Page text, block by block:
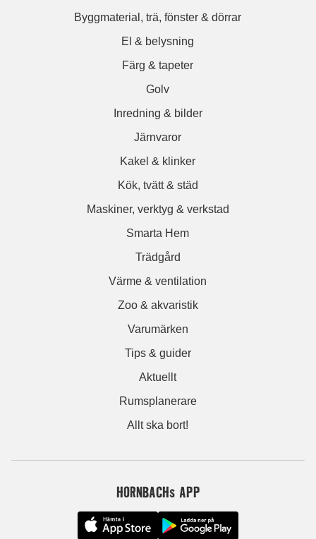
Byggmaterial, trä, fönster & dörrar
El & belysning
Färg & tapeter
Golv
Inredning & bilder
Järnvaror
Kakel & klinker
Kök, tvätt & städ
Maskiner, verktyg & verkstad
Smarta Hem
Trädgård
Värme & ventilation
Zoo & akvaristik
Varumärken
Tips & guider
Aktuellt
Rumsplanerare
Allt ska bort!
HORNBACHs APP